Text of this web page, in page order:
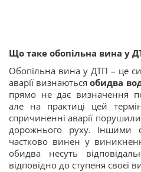
Що таке обопільна вина у
Обопільна вина у ДТП – це
аварії визнаютьсяобидва
прямо не дає визначення
але на практиці цей
спричиненні аварії
дорожнього руху​. Іншими
частково винен у
обидва несуть
відповідно до ступеня своєї